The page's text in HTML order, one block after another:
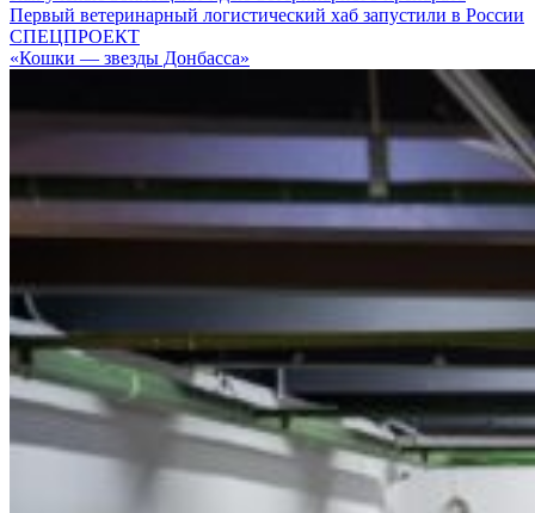
Первый ветеринарный логистический хаб запустили в России
СПЕЦПРОЕКТ
«Кошки — звезды Донбасса»